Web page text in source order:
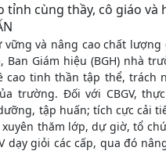
tỉnh cùng thầy, cô giáo
và nâng cao chất
Ban Giám hiệu (BGH) nhà
tinh thần tập thể, trách
trường. Đối với CBGV,
tập huấn; tích cực cải
xuyên thăm lớp, dự giờ, tổ
dạy giỏi các cấp, qua đó